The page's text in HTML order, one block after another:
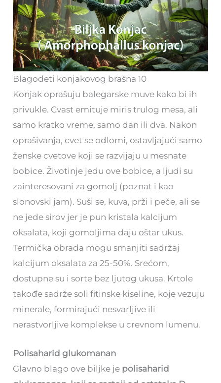
Blagodeti konjakovog brašna 10
Konjak oprašuju balegarske muve kako bi ih
privukle. Cvast emituje miris trulog mesa, ali
samo kratko vreme, samo dan ili dva. Nakon
oprašivanja, cvet se odlomi, ostavljajući samo
ženske cvetove koji se razvijaju u mesnate
bobice. Životinje jedu ove bobice, a ljudi su
zainteresovani za gomolj (poznat i kao
slonovski jam). Suši se, kuva, prži i peče, ali se
ne jede sirov jer je pun kristala kalcijum
oksalata, koji gomoljima daju oštar ukus.
Termička obrada mogu smanjiti sadržaj
kalcijum oksalata za 25-50%. Srećom,
dostupne su i sorte bez ljutog ukusa. Krtole
takođe sadrže soli fitinske kiseline, koje vezuju
minerale, formirajući nesvarljive ili
nerastvorljive komplekse u crevnom lumenu.
Polisaharid glukomanan
Glavno blago ove biljke je polisaharid